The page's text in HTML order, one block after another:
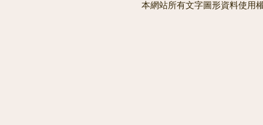
本網站所有文字圖形資料使用